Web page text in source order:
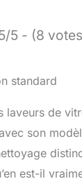
5 - (8
laveurs de
son
est-il